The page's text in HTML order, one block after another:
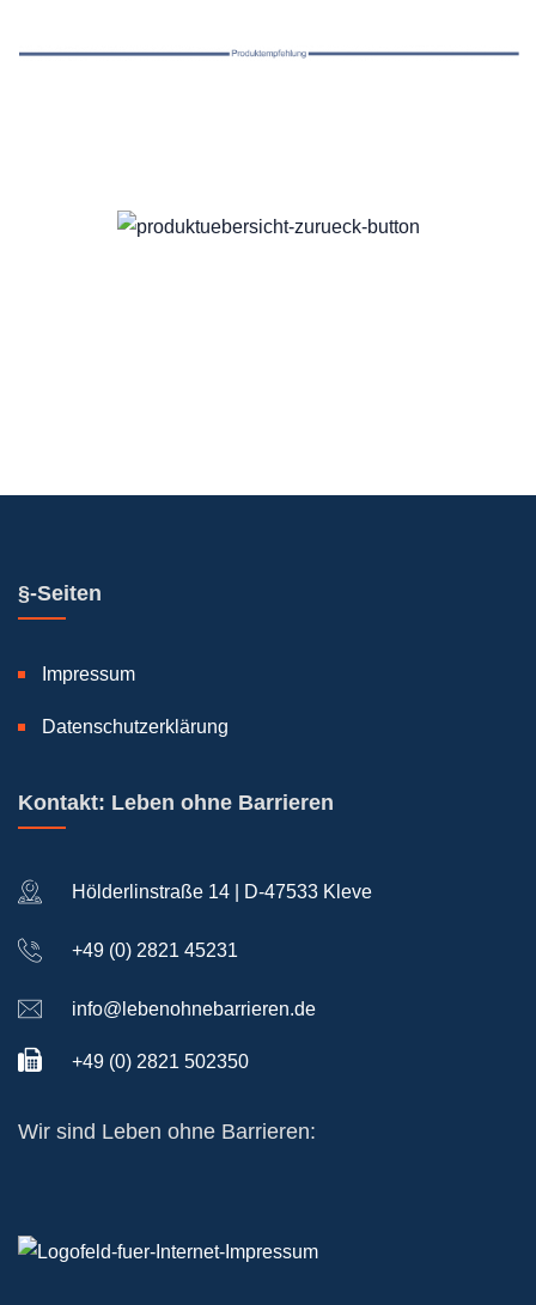
§-Seiten
Impressum
Datenschutzerklärung
Kontakt: Leben ohne Barrieren
Hölderlinstraße 14 | D-47533 Kleve
+49 (0) 2821 45231
info@lebenohnebarrieren.de
+49 (0) 2821 502350
Wir sind Leben ohne Barrieren: